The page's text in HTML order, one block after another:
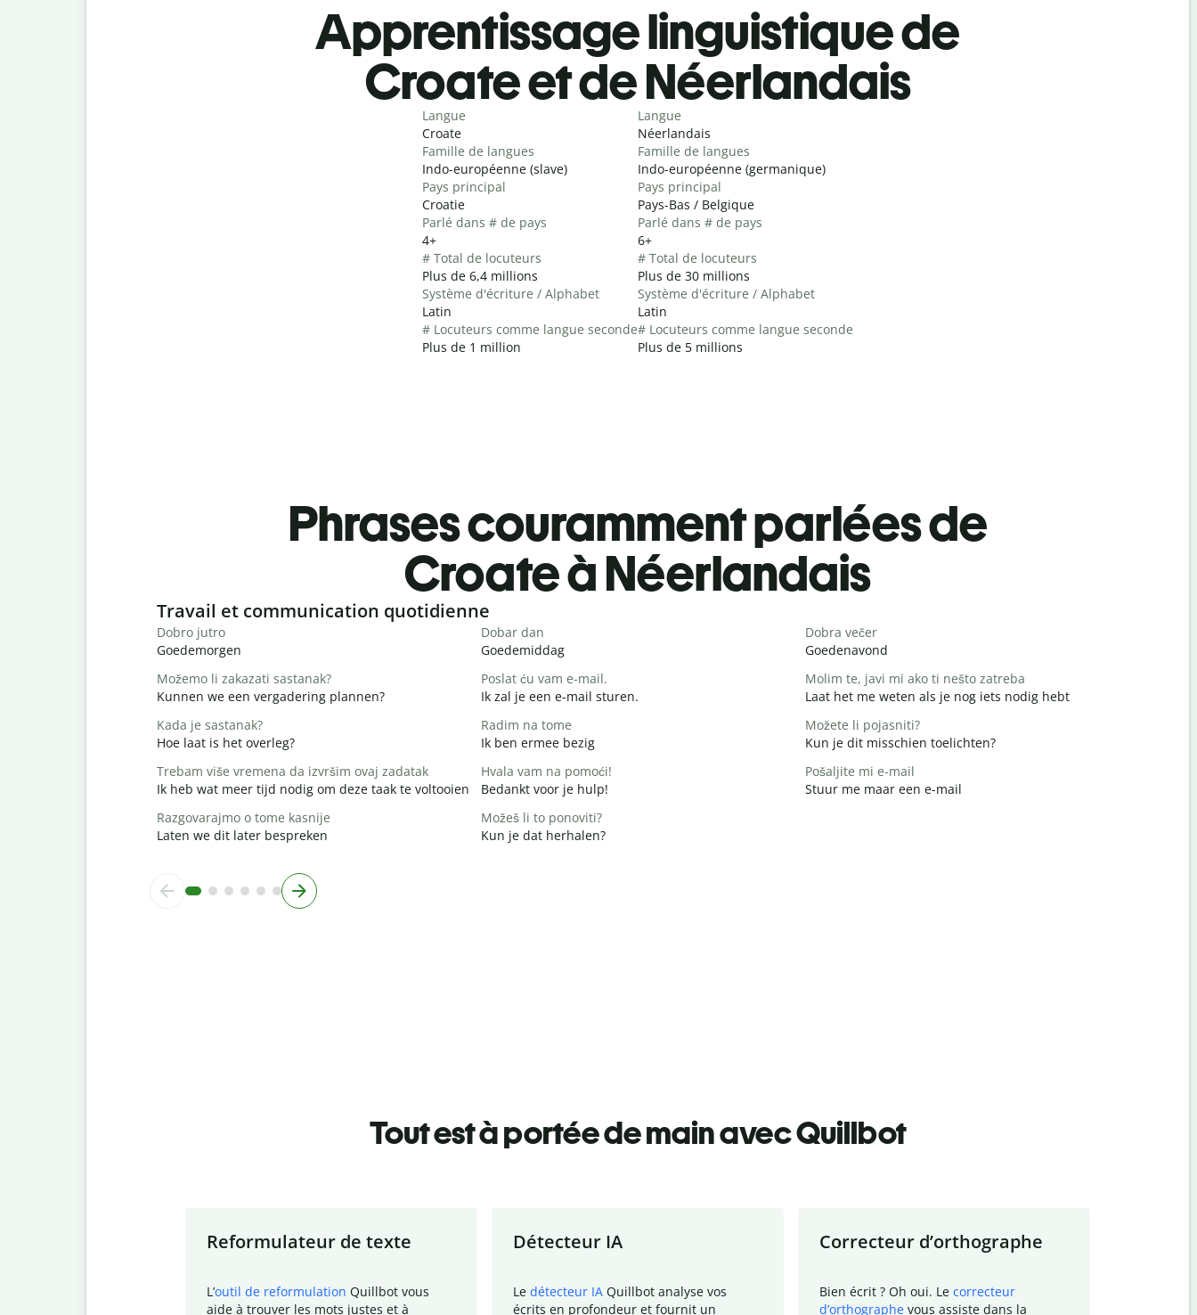
Apprentissage linguistique de
Croate et de Néerlandais
Langue
Croate
Famille de langues
Indo-européenne (slave)
Pays principal
Croatie
Parlé dans # de pays
4+
# Total de locuteurs
Plus de 6,4 millions
Système d'écriture / Alphabet
Latin
# Locuteurs comme langue seconde
Plus de 1 million
Langue
Néerlandais
Famille de langues
Indo-européenne (germanique)
Pays principal
Pays-Bas / Belgique
Parlé dans # de pays
6+
# Total de locuteurs
Plus de 30 millions
Système d'écriture / Alphabet
Latin
# Locuteurs comme langue seconde
Plus de 5 millions
Phrases couramment parlées de
Croate à Néerlandais
Slide 1 of 6
Travail et communication quotidienne
Dobro jutro
Goedemorgen
Dobar dan
Goedemiddag
Dobra večer
Goedenavond
Možemo li zakazati sastanak?
Kunnen we een vergadering plannen?
Poslat ću vam e-mail.
Ik zal je een e-mail sturen.
Molim te, javi mi ako ti nešto zatreba
Laat het me weten als je nog iets nodig hebt
Kada je sastanak?
Hoe laat is het overleg?
Radim na tome
Ik ben ermee bezig
Možete li pojasniti?
Kun je dit misschien toelichten?
Trebam više vremena da izvršim ovaj zadatak
Ik heb wat meer tijd nodig om deze taak te voltooien
Hvala vam na pomoći!
Bedankt voor je hulp!
Pošaljite mi e-mail
Stuur me maar een e-mail
Razgovarajmo o tome kasnije
Laten we dit later bespreken
Možeš li to ponoviti?
Kun je dat herhalen?
Tout est à portée de main avec Quillbot
Reformulateur de texte
L ’outil de reformulation Quillbot vous
aide à trouver les mots justes et à
Détecteur IA
Le détecteur IA Quillbot analyse vos
écrits en profondeur et fournit un
Correcteur d’orthographe
Bien écrit ? Oh oui. Le correcteur
d’orthographe vous assiste dans la